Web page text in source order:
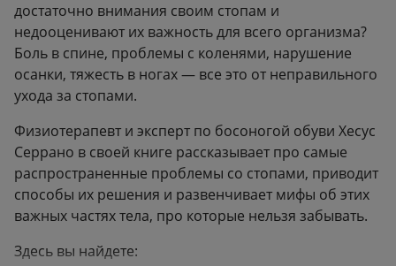
достаточно внимания своим стопам и
недооценивают их важность для всего организма?
Боль в спине, проблемы с коленями, нарушение
осанки, тяжесть в ногах — все это от неправильного
ухода за стопами.
Физиотерапевт и эксперт по босоногой обуви Хесус
Серрано в своей книге рассказывает про самые
распространенные проблемы со стопами, приводит
способы их решения и развенчивает мифы об этих
важных частях тела, про которые нельзя забывать.
Здесь вы найдете: